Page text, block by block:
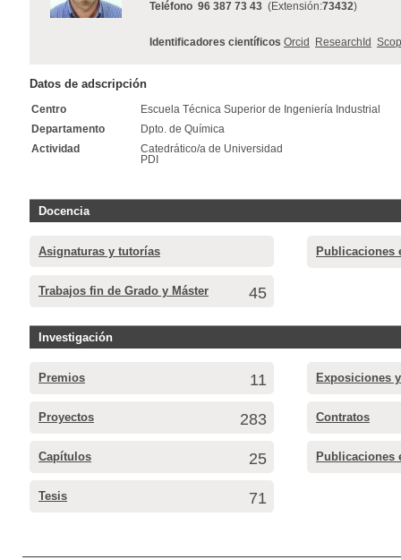
Teléfono 96 387 73 43 (Extensión:73432)
Identificadores científicos Orcid ResearchId
Datos de adscripción
Centro
Escuela Técnica Superior de Ingeniería Industrial
Departamento
Dpto. de Química
Actividad
Catedrático/a de Universidad
PDI
Docencia
Asignaturas y tutorías Publicaciones
Trabajos fin de Grado y Máster 45
Investigación
Premios 11 Exposiciones
Proyectos 283 Contratos
Capítulos 25 Publicaciones
Tesis 71